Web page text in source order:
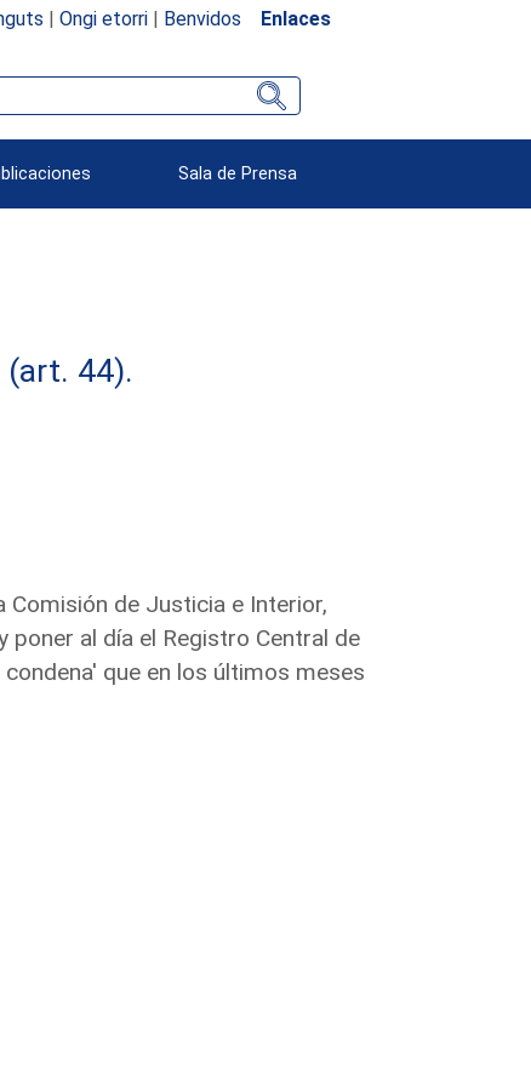
| Ongi etorri| Benvidos Enlaces
Sala de Prensa
(art. 44).
de Justicia e Interior,
al día el Registro Central de
que en los últimos meses